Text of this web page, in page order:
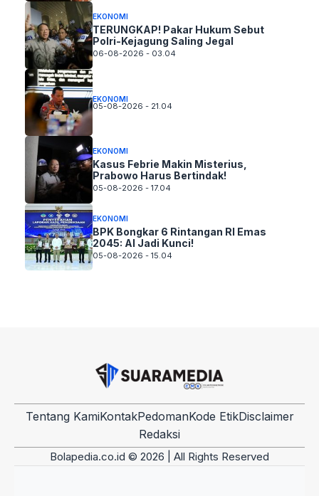
EKONOMI
TERUNGKAP! Pakar Hukum Sebut
Polri-Kejagung Saling Jegal
06-08-2026 - 03.04
EKONOMI
05-08-2026 - 21.04
EKONOMI
Kasus Febrie Makin Misterius,
Prabowo Harus Bertindak!
05-08-2026 - 17.04
EKONOMI
BPK Bongkar 6 Rintangan RI Emas
2045: AI Jadi Kunci!
05-08-2026 - 15.04
Tentang KamiKontakPedomanKode EtikDisclaimer
Redaksi
Bolapedia.co.id © 2026 | All Rights Reserved